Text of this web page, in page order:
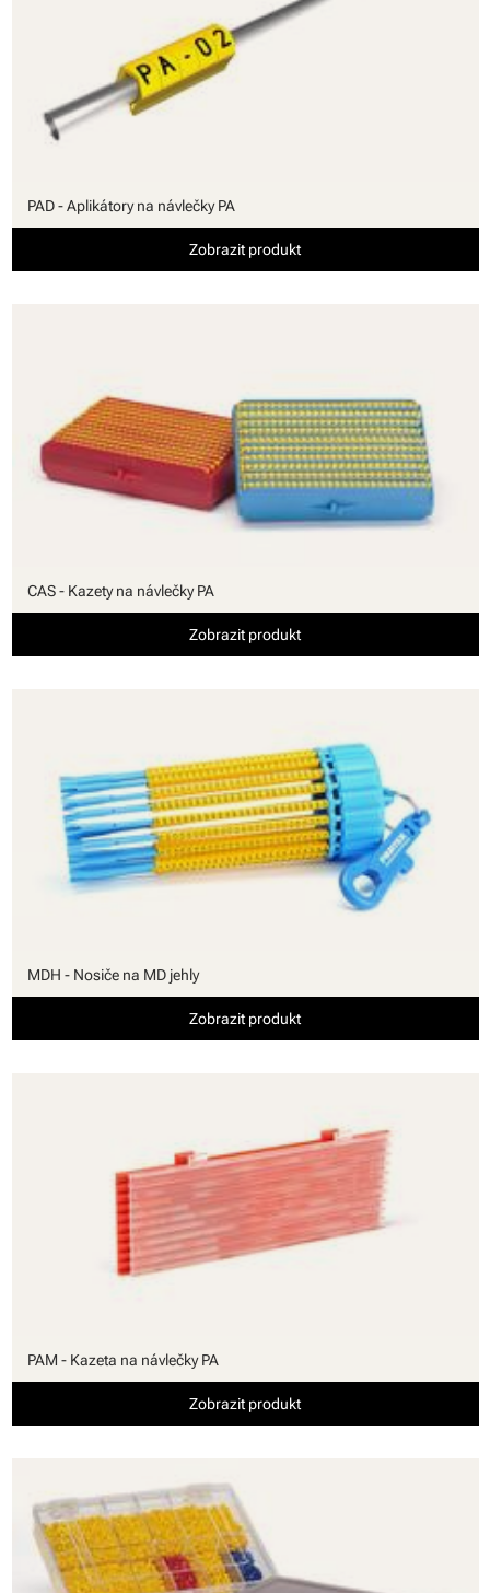
PAD - Aplikátory na návlečky PA
Zobrazit produkt
CAS - Kazety na návlečky PA
Zobrazit produkt
MDH - Nosiče na MD jehly
Zobrazit produkt
PAM - Kazeta na návlečky PA
Zobrazit produkt